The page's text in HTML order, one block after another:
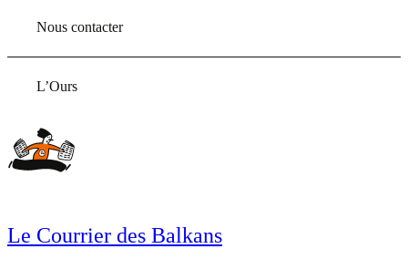
Nous contacter
L’Ours
Le Courrier des Balkans